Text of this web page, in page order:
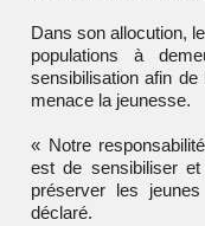
Dans son allocution,
populations à
sensibilisation afin
menace la jeunesse.
« Notre
est de sensibiliser et
préserver les
déclaré.